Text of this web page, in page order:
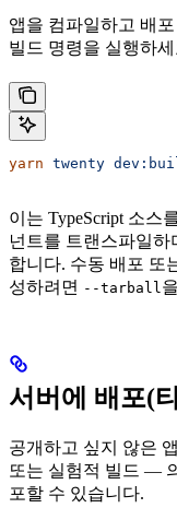
앱을 컴파일하고 배포
빌드 명령을 실행하세
yarn twenty
이는 TypeScript 소스
넌트를 트랜스파일하
합니다. 수동 배포 또
성하려면 --tarball
서버에 배포(
공개하고 싶지 않은
또는 실험적 빌드 —
포할 수 있습니다.